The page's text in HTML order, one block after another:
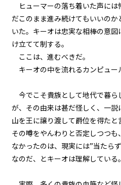
一章 黒
第九話
第十一
一章 黒
第十
一章 黒
ヒューマーの落ち着いた声には
だこのまま進み続けてもいいの
いた。キーオは忠実な相棒の意
け立てて制する。
ここは、進むべきだ。
キーオの中を流れるカンピュー
今でこそ貴族として地代で暮ら
が、その由来は甚だ怪しく、一
山を王に譲り渡して爵位を得た
その噂をやんわりと否定しつつ
なかったのは、現実には”当たら
なのだ、とキーオは理解している。